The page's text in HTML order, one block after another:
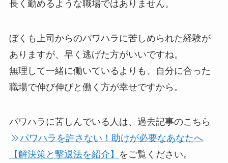
長く勤めるような職場ではありません。
ぼくも上司からのパワハラに苦しめられた経験が
ありますが、早く逃げた方がいいですね。
無理して一緒に働いているよりも、自分に合った
職場で伸び伸びと働く方が幸せですから。
パワハラに苦しんでいる人は、過去記事のこちら
パワハラを許さない！助けが必要なあなたへ
【解決策と撃退法を紹介】
をご覧ください。